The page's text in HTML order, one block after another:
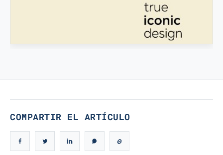
COMPARTIR EL ARTÍCULO